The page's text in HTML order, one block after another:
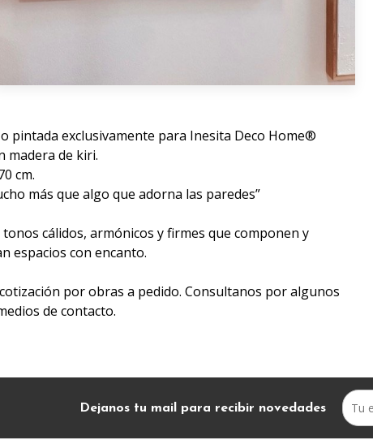
pintada exclusivamente para Inesita Deco Home®️
madera de kiri.
cm.
más que algo que adorna las paredes”
cálidos, armónicos y firmes que componen y
espacios con encanto.
cotización por obras a pedido. Consultanos por algunos
de contacto.
Dejanos tu mail para recibir novedades